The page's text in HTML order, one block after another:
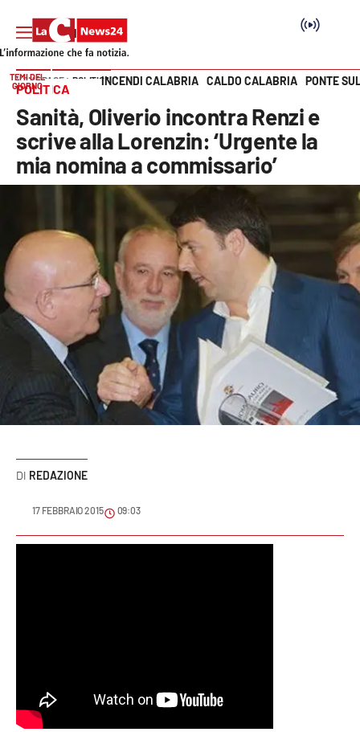
SEZIONI
Cronaca
Attualità
Economia e lavoro
Italia Mondo
Sanità
Sport
Meteo
Cronaca
Vai
TEMI DEL
GIORNO
INCENDI CALABRIA CALDO CALABRIA PONTE
HOME PAGE POLITICA
POLITICA
Sanità, Oliverio incontra Renzi e
scrive alla Lorenzin: ‘Urgente la
mia nomina a commissario’
REDAZIONE
17 FEBBRAIO 2015 09:03